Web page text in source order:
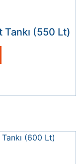
(550 Lt)